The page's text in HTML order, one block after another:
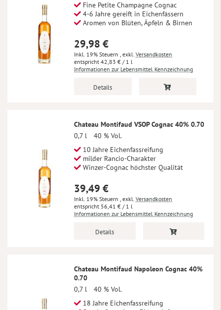
Fine Petite Champagne Cognac
4-6 Jahre gereift in Eichenfässern
Aromen von Blüten, Äpfeln & Birnen
29,98 €
Inkl. 19% Steuern , exkl. Versandkosten
42,83 € / 1 l
Informationen zur Lebensmittel Kennzeichnung
Details
Chateau Montifaud VSOP Cognac 40% 0.70
0,7 l
40 % Vol.
10 Jahre Eichenfassreifung
milder Rancio-Charakter
Winzer-Cognac höchster Qualität
39,49 €
Inkl. 19% Steuern , exkl. Versandkosten
56,41 € / 1 l
Informationen zur Lebensmittel Kennzeichnung
Details
Chateau Montifaud Napoleon Cognac 40%
0.70
0,7 l
40 % Vol.
18 Jahre Eichenfassreifung